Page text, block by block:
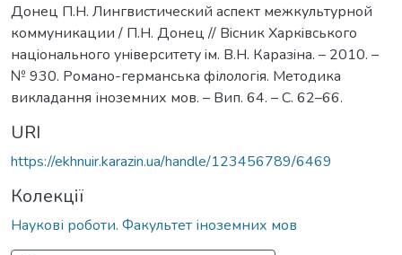
Донец П.Н. Лингвистический аспект межкультурной
коммуникации / П.Н. Донец // Вiсник Харкiвського
нацiонального унiверситету iм. В.Н. Каразiна. – 2010. –
№ 930. Романо-германська філологія. Методика
викладання іноземних мов. – Вип. 64. – С. 62–66.
URI
https://ekhnuir.karazin.ua/handle/123456789/6469
Колекції
Наукові роботи. Факультет іноземних мов